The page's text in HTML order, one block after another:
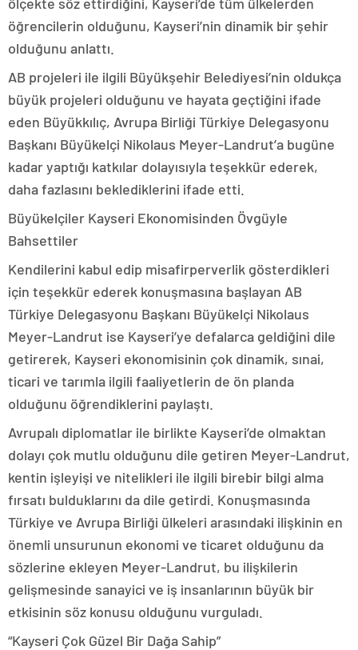
öğrencilerin olduğunu, Kayseri’nin dinamik bir şehir
olduğunu anlattı.
AB projeleri ile ilgili Büyükşehir Belediyesi’nin oldukça
büyük projeleri olduğunu ve hayata geçtiğini ifade
eden Büyükkılıç, Avrupa Birliği Türkiye Delegasyonu
Başkanı Büyükelçi Nikolaus Meyer-Landrut’a bugüne
kadar yaptığı katkılar dolayısıyla teşekkür ederek,
daha fazlasını beklediklerini ifade etti.
Büyükelçiler Kayseri Ekonomisinden Övgüyle
Bahsettiler
Kendilerini kabul edip misafirperverlik gösterdikleri
için teşekkür ederek konuşmasına başlayan AB
Türkiye Delegasyonu Başkanı Büyükelçi Nikolaus
Meyer-Landrut ise Kayseri’ye defalarca geldiğini dile
getirerek, Kayseri ekonomisinin çok dinamik, sınai,
ticari ve tarımla ilgili faaliyetlerin de ön planda
olduğunu öğrendiklerini paylaştı.
Avrupalı diplomatlar ile birlikte Kayseri’de olmaktan
dolayı çok mutlu olduğunu dile getiren Meyer-Landrut,
kentin işleyişi ve nitelikleri ile ilgili birebir bilgi alma
fırsatı bulduklarını da dile getirdi. Konuşmasında
Türkiye ve Avrupa Birliği ülkeleri arasındaki ilişkinin en
önemli unsurunun ekonomi ve ticaret olduğunu da
sözlerine ekleyen Meyer-Landrut, bu ilişkilerin
gelişmesinde sanayici ve iş insanlarının büyük bir
etkisinin söz konusu olduğunu vurguladı.
“Kayseri Çok Güzel Bir Dağa Sahip”